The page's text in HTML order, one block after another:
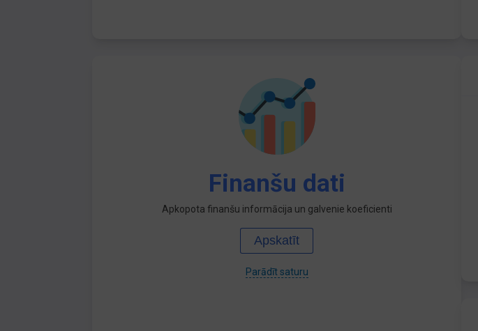
Finanšu dati
Apkopota finanšu informācija un galvenie koeficienti
Apskatīt
Parādīt saturu